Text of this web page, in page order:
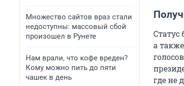
Множество сайтов враз стали
недоступны: массовый сбой
произошел в Рунете
Нам врали, что кофе вреден?
Кому можно пить до пяти
чашек в день
Статус
а
где не